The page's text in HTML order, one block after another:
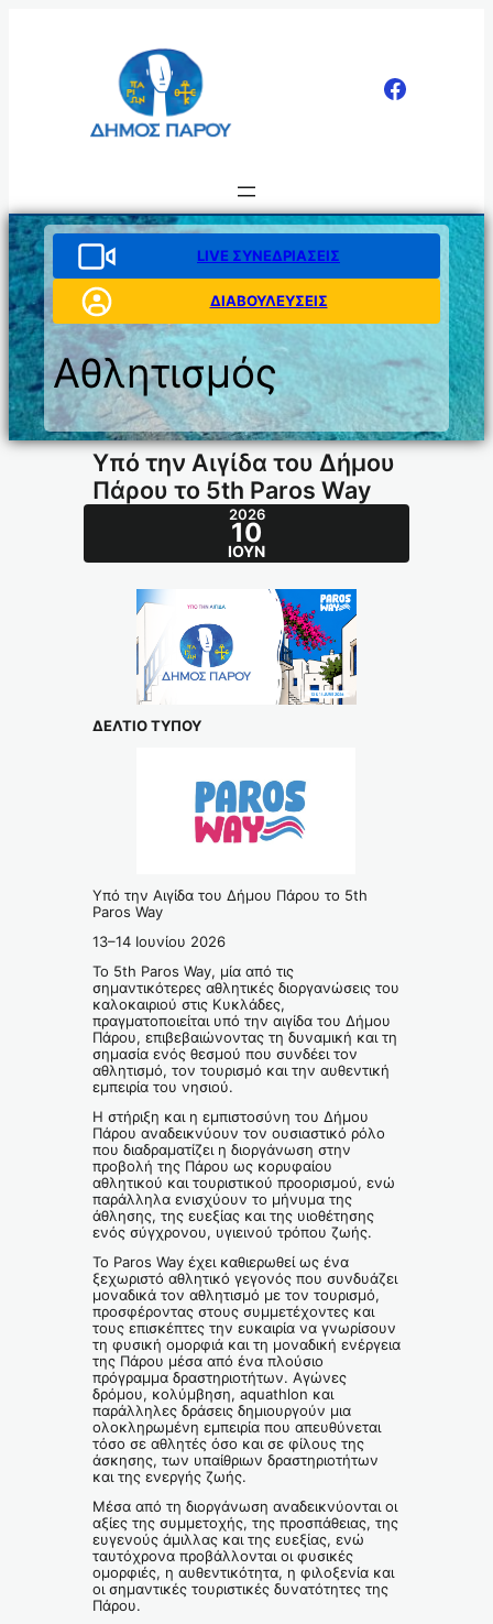
LIVE ΣΥΝΕΔΡΙΑΣΕΙΣ
ΔΙΑΒΟΥΛΕΥΣΕΙΣ
Αθλητισμός
Υπό την Αιγίδα του Δήμου
Πάρου το 5th Paros Way
2026
10
ΙΟΎΝ
ΔΕΛΤΙΟ ΤΥΠΟΥ
Υπό την Αιγίδα του Δήμου Πάρου το 5th
Paros Way
13–14 Ιουνίου 2026
Το 5th Paros Way, μία από τις
σημαντικότερες αθλητικές διοργανώσεις του
καλοκαιριού στις Κυκλάδες,
πραγματοποιείται υπό την αιγίδα του Δήμου
Πάρου, επιβεβαιώνοντας τη δυναμική και τη
σημασία ενός θεσμού που συνδέει τον
αθλητισμό, τον τουρισμό και την αυθεντική
εμπειρία του νησιού.
Η στήριξη και η εμπιστοσύνη του Δήμου
Πάρου αναδεικνύουν τον ουσιαστικό ρόλο
που διαδραματίζει η διοργάνωση στην
προβολή της Πάρου ως κορυφαίου
αθλητικού και τουριστικού προορισμού, ενώ
παράλληλα ενισχύουν το μήνυμα της
άθλησης, της ευεξίας και της υιοθέτησης
ενός σύγχρονου, υγιεινού τρόπου ζωής.
Το Paros Way έχει καθιερωθεί ως ένα
ξεχωριστό αθλητικό γεγονός που συνδυάζει
μοναδικά τον αθλητισμό με τον τουρισμό,
προσφέροντας στους συμμετέχοντες και
τους επισκέπτες την ευκαιρία να γνωρίσουν
τη φυσική ομορφιά και τη μοναδική ενέργεια
της Πάρου μέσα από ένα πλούσιο
πρόγραμμα δραστηριοτήτων. Αγώνες
δρόμου, κολύμβηση, aquathlon και
παράλληλες δράσεις δημιουργούν μια
ολοκληρωμένη εμπειρία που απευθύνεται
τόσο σε αθλητές όσο και σε φίλους της
άσκησης, των υπαίθριων δραστηριοτήτων
και της ενεργής ζωής.
Μέσα από τη διοργάνωση αναδεικνύονται οι
αξίες της συμμετοχής, της προσπάθειας, της
ευγενούς άμιλλας και της ευεξίας, ενώ
ταυτόχρονα προβάλλονται οι φυσικές
ομορφιές, η αυθεντικότητα, η φιλοξενία και
οι σημαντικές τουριστικές δυνατότητες της
Πάρου.